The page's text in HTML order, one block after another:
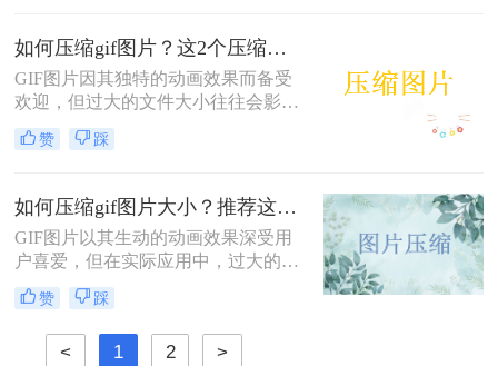
变小的方法，帮助读者轻松解决GIF
文件过大的问题。
如何压缩gif图片？这2个压缩方法快来学！
GIF图片因其独特的动画效果而备受
欢迎，但过大的文件大小往往会影响
加载速度和分享体验。那么如何压缩
gif图片呢？本文将介绍两种压缩GIF
件。
赞 踩
如何压缩gif图片大小？推荐这4个压缩方法！
GIF图片以其生动的动画效果深受用
户喜爱，但在实际应用中，过大的文
件大小常常成为一大困扰。无论是为
了提高网页加载速度，还是为了适应
社交媒体平台的文件大小限制，学会
如何压缩gif图片大小显得尤为重要。
赞 踩
< 1 2 >